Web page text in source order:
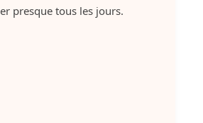
presque tous les jours.